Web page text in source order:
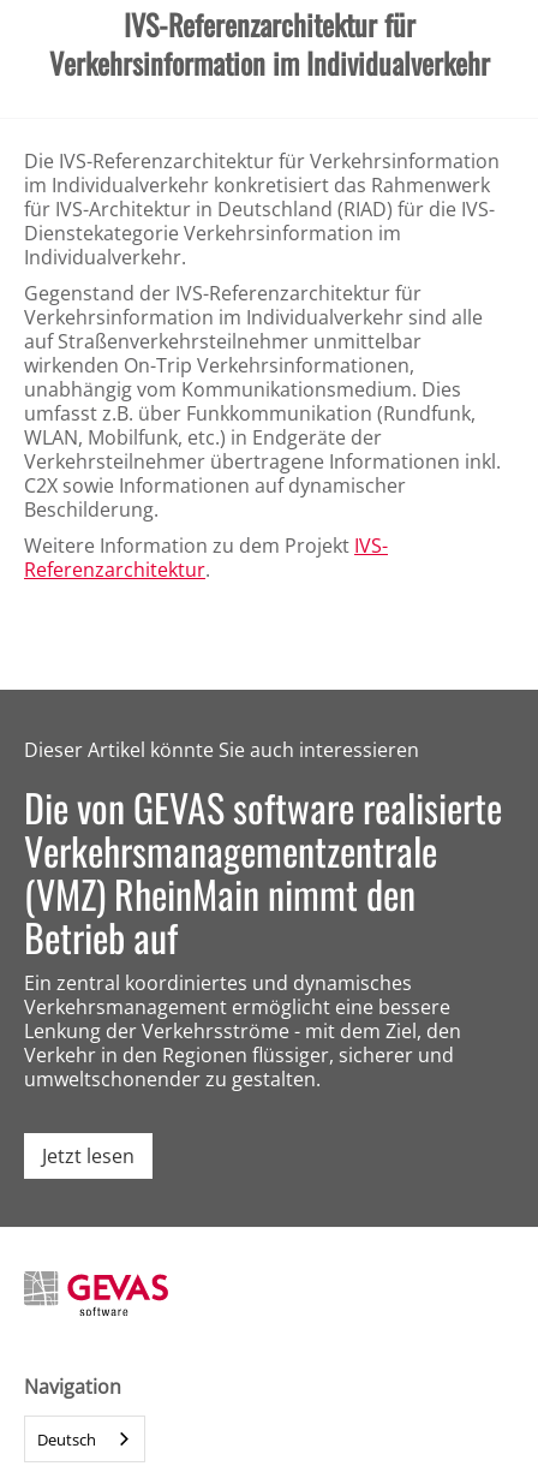
IVS-Referenzarchitektur für
Verkehrsinformation im Individualverkehr
Die IVS-Referenzarchitektur für Verkehrsinformation
im Individualverkehr konkretisiert das Rahmenwerk
für IVS-Architektur in Deutschland (RIAD) für die IVS-
Dienstekategorie Verkehrsinformation im
Individualverkehr.
Gegenstand der IVS-Referenzarchitektur für
Verkehrsinformation im Individualverkehr sind alle
auf Straßenverkehrsteilnehmer unmittelbar
wirkenden On-Trip Verkehrsinformationen,
unabhängig vom Kommunikationsmedium. Dies
umfasst z.B. über Funkkommunikation (Rundfunk,
WLAN, Mobilfunk, etc.) in Endgeräte der
Verkehrsteilnehmer übertragene Informationen inkl.
C2X sowie Informationen auf dynamischer
Beschilderung.
Weitere Information zu dem Projekt IVS-
Referenzarchitektur.
Dieser Artikel könnte Sie auch interessieren
Die von GEVAS software realisierte
Verkehrsmanagementzentrale
(VMZ) RheinMain nimmt den
Betrieb auf
Ein zentral koordiniertes und dynamisches
Verkehrsmanagement ermöglicht eine bessere
Lenkung der Verkehrsströme - mit dem Ziel, den
Verkehr in den Regionen flüssiger, sicherer und
umweltschonender zu gestalten.
Jetzt lesen
Navigation
Home
Lösungen
Deutsch